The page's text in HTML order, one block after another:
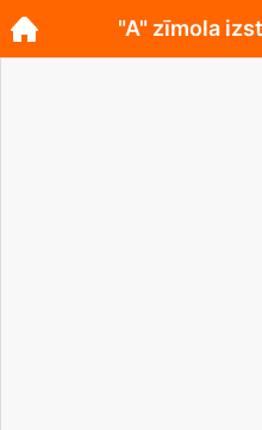
"A" zīmola